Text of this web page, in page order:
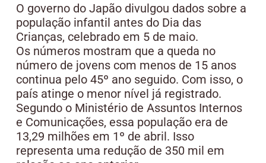
O governo do Japão divulgou dados sobre a
população infantil antes do Dia das
Crianças, celebrado em 5 de maio.
Os números mostram que a queda no
número de jovens com menos de 15 anos
continua pelo 45º ano seguido. Com isso, o
país atinge o menor nível já registrado.
Segundo o Ministério de Assuntos Internos
e Comunicações, essa população era de
13,29 milhões em 1º de abril. Isso
representa uma redução de 350 mil em